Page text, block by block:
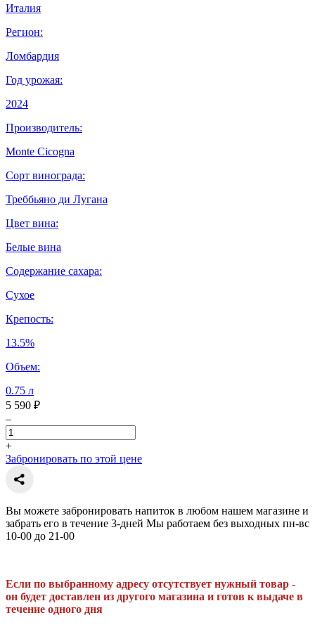
Италия
Регион:
Ломбардия
Год урожая:
2024
Производитель:
Monte Cicogna
Сорт винограда:
Треббьяно ди Лугана
Цвет вина:
Белые вина
Содержание сахара:
Сухое
Крепость:
13.5%
Объем:
0.75 л
5 590 ₽
–
+
Забронировать по этой цене
Вы можете забронировать напиток в любом нашем магазине и
забрать его в течение 3-дней Мы работаем без выходных пн-вс
10-00 до 21-00
Если по выбранному адресу отсутствует нужный товар -
он будет доставлен из другого магазина и готов к выдаче в
течение одного дня